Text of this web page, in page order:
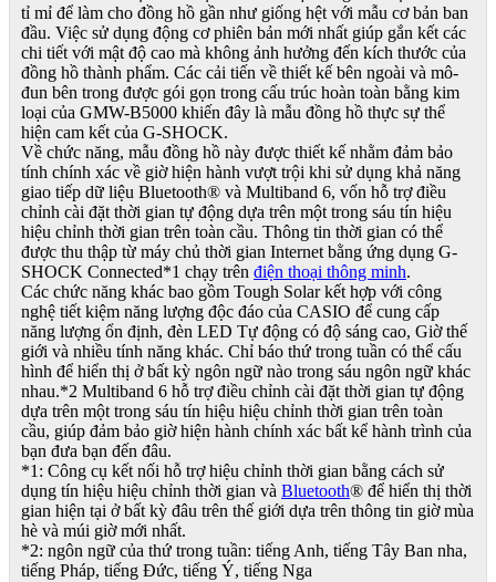
tỉ mỉ để làm cho đồng hồ gần như giống hệt với mẫu cơ bản ban
đầu. Việc sử dụng động cơ phiên bản mới nhất giúp gắn kết các
chi tiết với mật độ cao mà không ảnh hưởng đến kích thước của
đồng hồ thành phẩm. Các cải tiến về thiết kế bên ngoài và mô-
đun bên trong được gói gọn trong cấu trúc hoàn toàn bằng kim
loại của GMW-B5000 khiến đây là mẫu đồng hồ thực sự thể
hiện cam kết của G-SHOCK.
Về chức năng, mẫu đồng hồ này được thiết kế nhằm đảm bảo
tính chính xác về giờ hiện hành vượt trội khi sử dụng khả năng
giao tiếp dữ liệu Bluetooth® và Multiband 6, vốn hỗ trợ điều
chỉnh cài đặt thời gian tự động dựa trên một trong sáu tín hiệu
hiệu chỉnh thời gian trên toàn cầu. Thông tin thời gian có thể
được thu thập từ máy chủ thời gian Internet bằng ứng dụng G-
SHOCK Connected*1 chạy trên điện thoại thông minh.
Các chức năng khác bao gồm Tough Solar kết hợp với công
nghệ tiết kiệm năng lượng độc đáo của CASIO để cung cấp
năng lượng ổn định, đèn LED Tự động có độ sáng cao, Giờ thế
giới và nhiều tính năng khác. Chỉ báo thứ trong tuần có thể cấu
hình để hiển thị ở bất kỳ ngôn ngữ nào trong sáu ngôn ngữ khác
nhau.*2 Multiband 6 hỗ trợ điều chỉnh cài đặt thời gian tự động
dựa trên một trong sáu tín hiệu hiệu chỉnh thời gian trên toàn
cầu, giúp đảm bảo giờ hiện hành chính xác bất kể hành trình của
bạn đưa bạn đến đâu.
*1 : Công cụ kết nối hỗ trợ hiệu chỉnh thời gian bằng cách sử
dụng tín hiệu hiệu chỉnh thời gian và Bluetooth® để hiển thị thời
gian hiện tại ở bất kỳ đâu trên thế giới dựa trên thông tin giờ mùa
hè và múi giờ mới nhất.
*2: ngôn ngữ của thứ trong tuần: tiếng Anh, tiếng Tây Ban nha,
tiếng Pháp, tiếng Đức, tiếng Ý, tiếng Nga